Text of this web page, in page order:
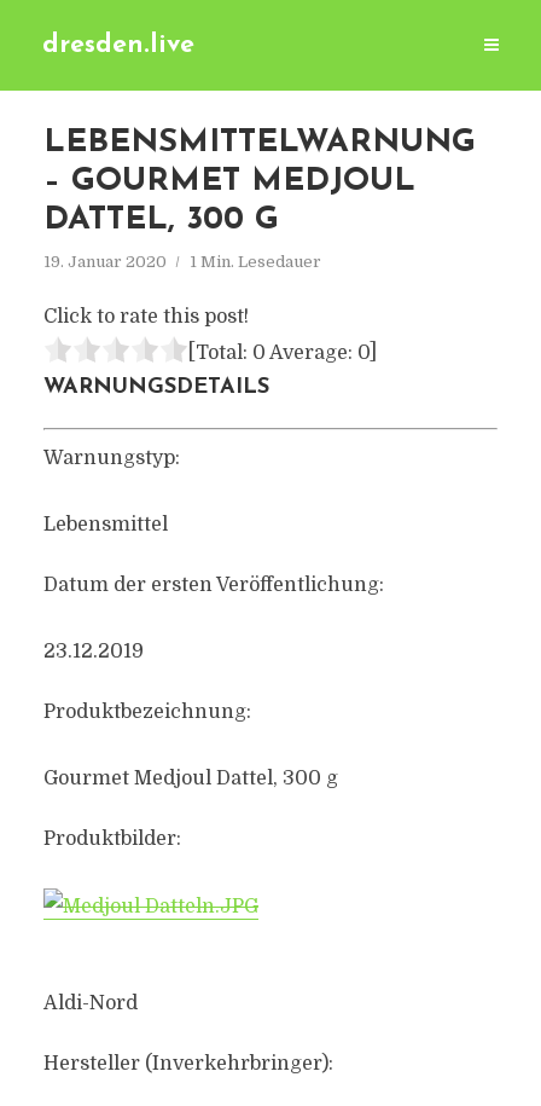
dresden.live
LEBENSMITTELWARNUNG
– GOURMET MEDJOUL
DATTEL, 300 G
19. Januar 2020 1 Min. Lesedauer
Click to rate this post!
[Total: 0 Average: 0]
WARNUNGSDETAILS
Warnungstyp:
Lebensmittel
Datum der ersten Veröffentlichung:
23.12.2019
Produktbezeichnung:
Gourmet Medjoul Dattel, 300 g
Produktbilder:
Aldi-Nord
Hersteller (Inverkehrbringer):